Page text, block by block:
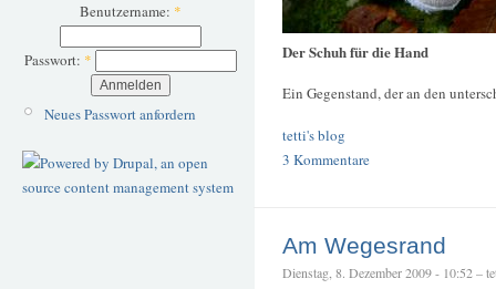
Benutzername: *
Passwort: *
Neues Passwort anfordern
Der Schuh für die Hand
Ein Gegenstand, der an den
tetti's blog
3 Kommentare
Am Wegesrand
Dienstag, 8. Dezember 2009 - 10:52 –